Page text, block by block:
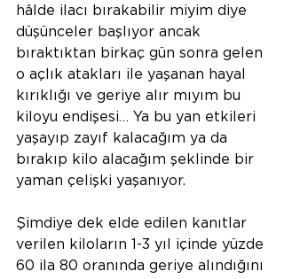
hâlde ilacı bırakabilir miyim diye
düşünceler başlıyor ancak
bıraktıktan birkaç gün sonra gelen
o açlık atakları ile yaşanan hayal
kırıklığı ve geriye alır mıyım bu
kiloyu endişesi… Ya bu yan etkileri
yaşayıp zayıf kalacağım ya da
bırakıp kilo alacağım şeklinde bir
yaman çelişki yaşanıyor.
Şimdiye dek elde edilen kanıtlar
verilen kiloların 1-3 yıl içinde yüzde
60 ila 80 oranında geriye alındığını